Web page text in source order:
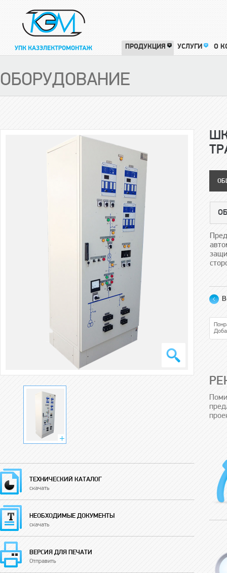
ПРОДУКЦИЯ УСЛУГИ О
ОБОРУДОВАНИЕ
ТЕХНИЧЕСКИЙ КАТАЛОГ
скачать
НЕОБХОДИМЫЕ ДОКУМЕНТЫ
скачать
ВЕРСИЯ ДЛЯ ПЕЧАТИ
Отправить